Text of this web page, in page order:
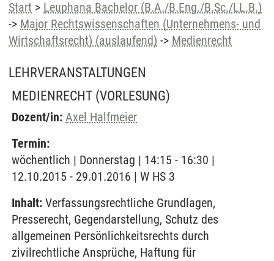
Start > Leuphana Bachelor (B.A./B.Eng./B.Sc./LL.B.)
-> Major Rechtswissenschaften (Unternehmens- und
Wirtschaftsrecht) (auslaufend) -> Medienrecht
LEHRVERANSTALTUNGEN
MEDIENRECHT (VORLESUNG)
Dozent/in: Axel Halfmeier
Termin:
wöchentlich | Donnerstag | 14:15 - 16:30 |
12.10.2015 - 29.01.2016 | W HS 3
Inhalt: Verfassungsrechtliche Grundlagen,
Presserecht, Gegendarstellung, Schutz des
allgemeinen Persönlichkeitsrechts durch
zivilrechtliche Ansprüche, Haftung für